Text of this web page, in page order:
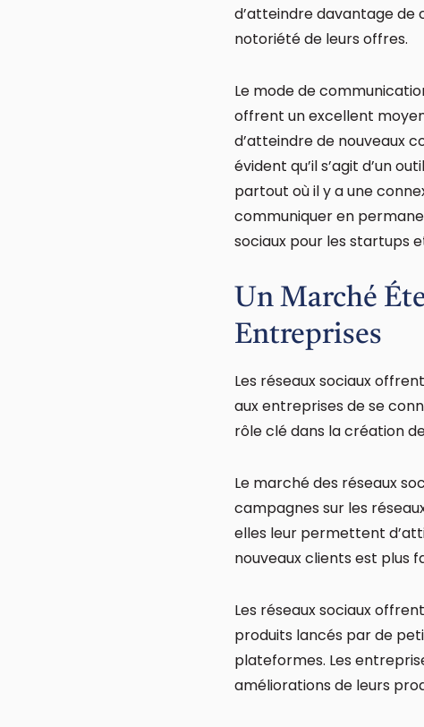
d’atteindre davantage de
notoriété de leurs offres.
Le mode de
offrent un excellent
d’atteindre de nouveaux
évident qu’il s’agit d’un
partout où il y a une
communiquer en
sociaux pour les startups
Un Marché
Entreprises
Les réseaux sociaux
aux entreprises de se
rôle clé dans la création
Le marché des réseaux
campagnes sur les
elles leur permettent
nouveaux clients est plus
Les réseaux sociaux
produits lancés par de
plateformes. Les
améliorations de leurs